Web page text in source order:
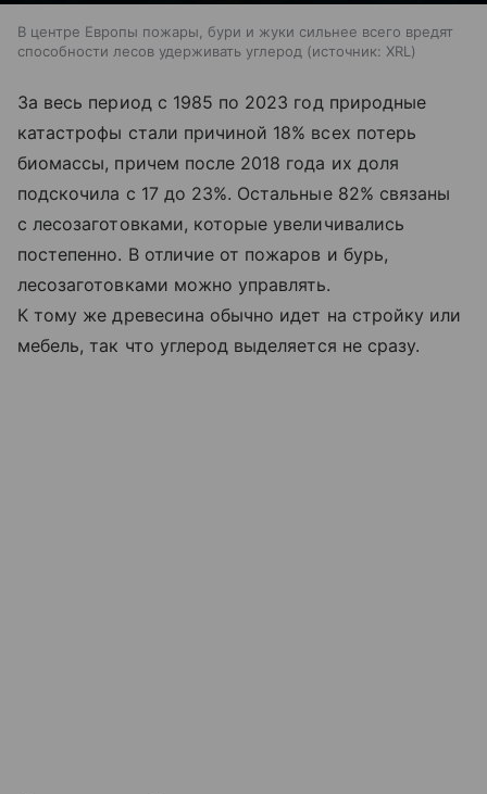
В центре Европы пожары, бури и жуки сильнее всего вредят
способности лесов удерживать углерод
источник: XRL
За весь период с 1985 по 2023 год природные
катастрофы стали причиной 18% всех потерь
биомассы, причем после 2018 года их доля
подскочила с 17 до 23%. Остальные 82% связаны
с лесозаготовками, которые увеличивались
постепенно. В отличие от пожаров и бурь,
лесозаготовками можно управлять.
К тому же древесина обычно идет на стройку или
мебель, так что углерод выделяется не сразу.